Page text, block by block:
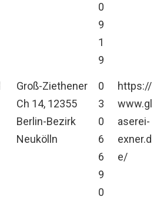
0
9
1
9
Groß-Ziethener
Ch 14, 12355
Berlin-Bezirk
Neukölln
0
3
0
6
6
9
0
https://
www.gl
aserei-
exner.d
e/